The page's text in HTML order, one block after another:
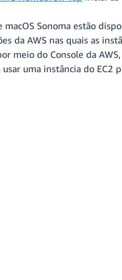
macOS Sonoma estão
da AWS nas quais as
meio do Console da
usar uma instância do EC2